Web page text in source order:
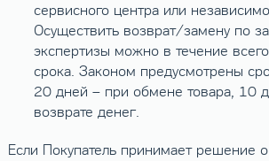
сервисного центра или
Осуществить возврат/замену по
экспертизы можно в течение
срока. Законом предусмотрены
20 дней – при обмене товара, 10
возврате денег.
Если Покупатель принимает решение